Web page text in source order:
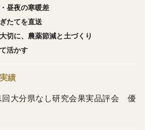
ばれてきました。
豊水〜
昼夜の寒暖差
たてを直送
切に、農薬節減と土づくり
活かす
績
大分県なし研究会果実品評会 優